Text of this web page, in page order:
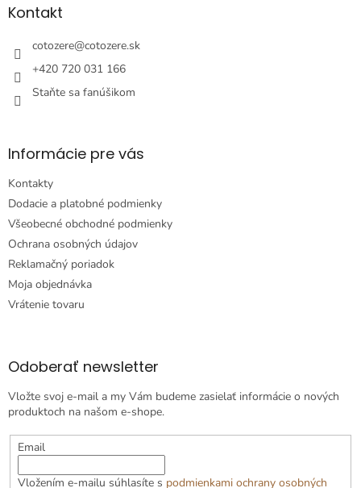
äKontakt
cotozere@cotozere.sk
+420 720 031 166
Staňte sa fanúšikom
Informácie pre vás
Kontakty
Dodacie a platobné podmienky
Všeobecné obchodné podmienky
Ochrana osobných údajov
Reklamačný poriadok
Moja objednávka
Vrátenie tovaru
Odoberať newsletter
Vložte svoj e-mail a my Vám budeme zasielať informácie o nových
produktoch na našom e-shope.
Email
Vložením e-mailu súhlasíte s podmienkami ochrany osobných